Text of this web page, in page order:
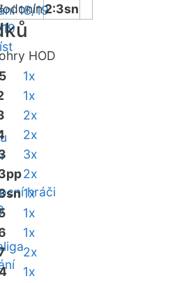
18/19
hráči
2:3sn
HOD
1x
1x
2x
2x
3x
2x
1x
1x
1x
2x
1x